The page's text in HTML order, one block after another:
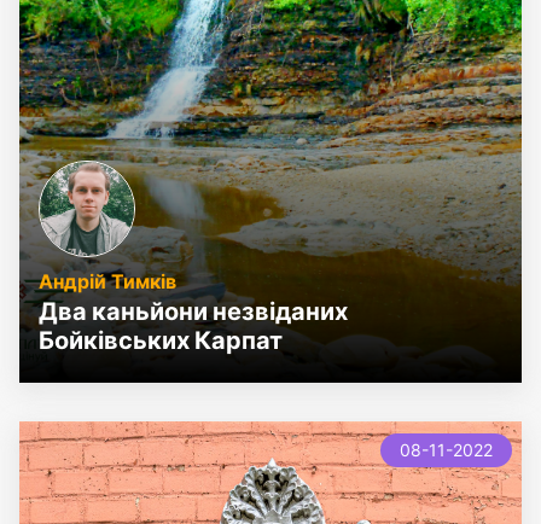
Андрій Тимків
Два каньйони незвіданих
Бойківських Карпат
new 08-11-2022